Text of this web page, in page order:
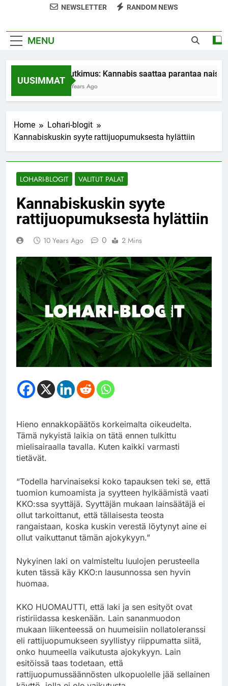
NEWSLETTER RANDOM NEWS
MENU
UUSIMMAT
Tutkimus: Kannabis saattaa parantaa
7 Years Ago
Home
Lohari-blogit
Kannabiskuskin syyte rattijuopumuksesta hylättiin
LOHARI-BLOGIT VALITUT PALAT
Kannabiskuskin syyte
rattijuopumuksesta hylättiin
10 Years Ago 0 2 Mins
Hieno ennakkopäätös korkeimalta oikeudelta.
Tämä nykyistä laikia on tätä ennen tulkittu
mielisairaalla tavalla. Kuten kaikki varmasti
tietävät.
“Todella harvinaiseksi koko tapauksen teki se, että
tuomion kumoamista ja syytteen hylkäämistä vaati
KKO:ssa syyttäjä. Syyttäjän mukaan lainsäätäjä ei
ollut tarkoittanut, että tällaisesta teosta
rangaistaan, koska kuskin verestä löytynyt aine ei
ollut vaikuttanut tämän ajokykyyn.”
Nykyinen laki on valmisteltu luulojen perusteella
kuten tässä käy KKO:n lausunnossa sen hyvin
huomaa.
KKO HUOMAUTTI, että laki ja sen esityöt ovat
ristiriidassa keskenään. Lain sananmuodon
mukaan liikenteessä on huumeisiin nollatoleranssi
eli rattijuopumukseen syyllistyy riippumatta siitä,
onko huumeella vaikutusta ajokykyyn. Lain
esitöissä taas todetaan, että
rattijuopumussäännösten ulkopuolelle jää sellainen